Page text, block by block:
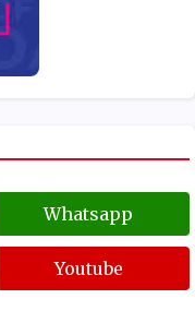
Whatsapp
Youtube